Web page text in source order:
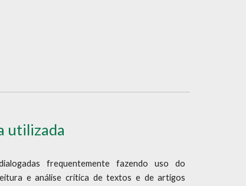
utilizada
frequentemente fazendo uso do
e análise crítica de textos e de artigos